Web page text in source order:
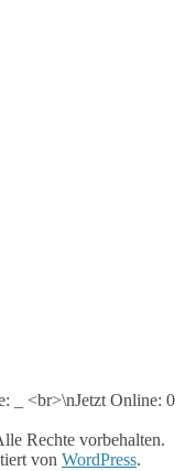
<br>\nJetzt Online: 0
Rechte vorbehalten.
von WordPress.